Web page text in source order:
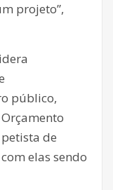
projeto”,
público,
de
elas sendo